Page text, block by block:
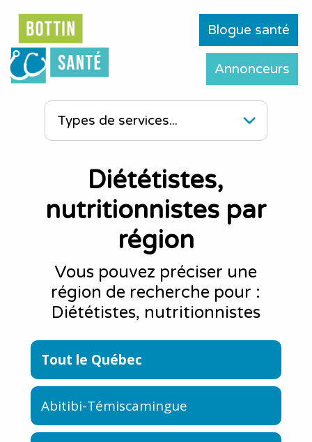
Blogue santé
Annonceurs
Diététistes,
nutritionnistes par
région
Vous pouvez préciser une
région de recherche pour :
Diététistes, nutritionnistes
Tout le Québec
Abitibi-Témiscamingue